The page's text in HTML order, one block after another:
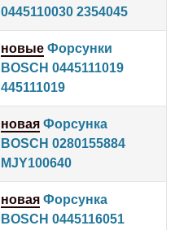
0445110030 2354045
новые Форсунки
BOSCH 0445111019
445111019
новая Форсунка
BOSCH 0280155884
MJY100640
новая Форсунка
BOSCH 0445116051